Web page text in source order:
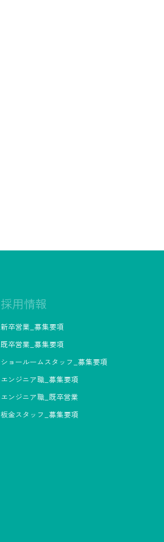
採用情報
新卒営業_募集要項
既卒営業_募集要項
ショールームスタッフ_募集要項
エンジニア職_募集要項
エンジニア職_既卒営業
板金スタッフ_募集要項